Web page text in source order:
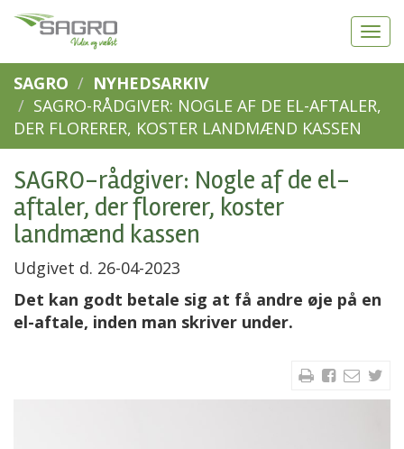
SAGRO
NYHEDSARKIV
SAGRO-RÅDGIVER: NOGLE AF DE EL-AFTALER,
DER FLORERER, KOSTER LANDMÆND KASSEN
SAGRO-rådgiver: Nogle af de el-
aftaler, der florerer, koster
landmænd kassen
Udgivet d. 26-04-2023
Det kan godt betale sig at få andre øje på en
el-aftale, inden man skriver under.